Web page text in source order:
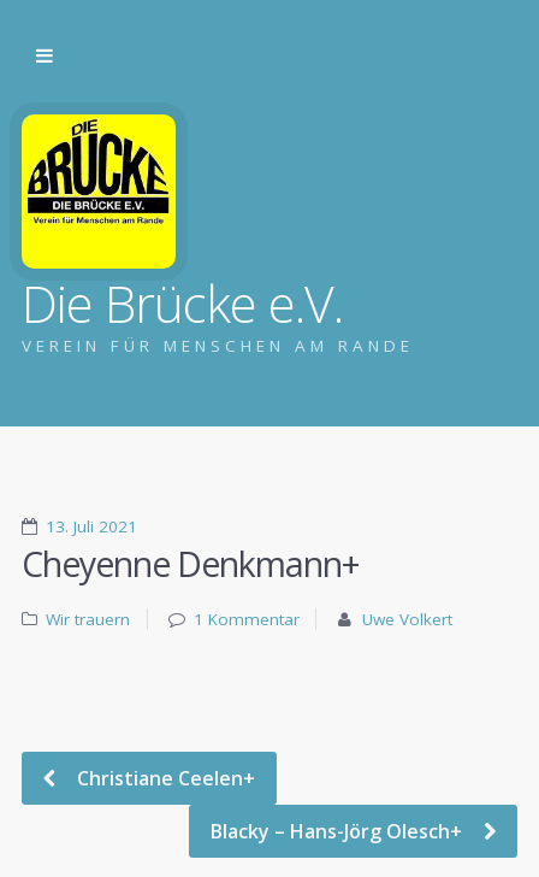
Die Brücke e.V.
VEREIN FÜR MENSCHEN AM RANDE
13. Juli 2021
Cheyenne Denkmann+
Wir trauern 1 Kommentar Uwe Volkert
Christiane Ceelen+
Blacky – Hans-Jörg Olesch+